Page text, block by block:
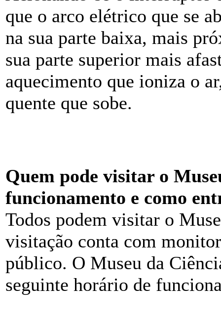
que o arco elétrico que se
na sua parte baixa, mais
sua parte superior mais
aquecimento que ioniza o
quente que sobe.
Quem pode visitar o
funcionamento e como
Todos podem visitar o
visitação conta com
público. O Museu da
seguinte horário de